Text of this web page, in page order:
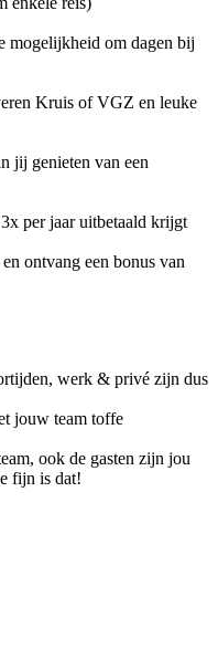
mogelijkheid om dagen bij
Kruis of VGZ en leuke
jij genieten van een
per jaar uitbetaald krijgt
ontvang een bonus van
werk & privé zijn dus
jouw team toffe
ook de gasten zijn jou
fijn is dat!